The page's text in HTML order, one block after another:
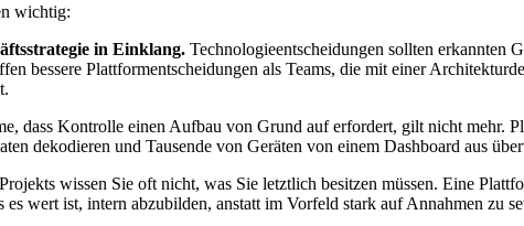
wichtig:
in Einklang. Technologieentscheidungen sollten erkannten
bessere Plattformentscheidungen als Teams, die mit einer
dass Kontrolle einen Aufbau von Grund auf erfordert, gilt nicht mehr.
dekodieren und Tausende von Geräten von einem Dashboard aus
wissen Sie oft nicht, was Sie letztlich besitzen müssen. Eine
wert ist, intern abzubilden, anstatt im Vorfeld stark auf Annahmen zu